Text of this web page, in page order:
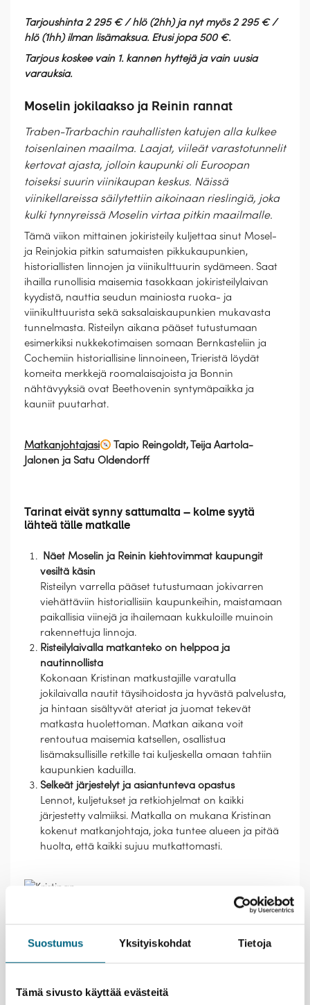
Suostumus Yksityiskohdat Tietoja
Tämä sivusto käyttää evästeitä
Tarjoushinta 2 295 € / hlö (2hh) ja nyt myös 2 295 € /
hlö (1hh) ilman lisämaksua. Etusi jopa 500 €.
Tarjous koskee vain 1. kannen hyttejä ja vain uusia
varauksia.
Moselin jokilaakso ja Reinin rannat
Traben-Trarbachin rauhallisten katujen alla kulkee
toisenlainen maailma. Laajat, viileät varastotunnelit
kertovat ajasta, jolloin kaupunki oli Euroopan
toiseksi suurin viinikaupan keskus. Näissä
viinikellareissa säilytettiin aikoinaan rieslingiä, joka
kulki tynnyreissä Moselin virtaa pitkin maailmalle.
Tämä viikon mittainen jokiristeily kuljettaa sinut Mosel-
ja Reinjokia pitkin satumaisten pikkukaupunkien,
historiallisten linnojen ja viinikulttuurin sydämeen. Saat
ihailla runollisia maisemia tasokkaan jokiristeilylaivan
kyydistä, nauttia seudun mainiosta ruoka- ja
viinikulttuurista sekä saksalaiskaupunkien mukavasta
tunnelmasta. Risteilyn aikana pääset tutustumaan
esimerkiksi nukkekotimaisen somaan Bernkasteliin ja
Cochemiin historiallisine linnoineen, Trieristä löydät
komeita merkkejä roomalaisajoista ja Bonnin
nähtävyyksiä ovat Beethovenin syntymäpaikka ja
kauniit puutarhat.
Matkanjohtajasi
Tapio Reingoldt, Teija Aartola-
Jalonen ja Satu Oldendorff
Tarinat eivät synny sattumalta – kolme syytä
lähteä tälle matkalle
Näet Moselin ja Reinin kiehtovimmat kaupungit
vesiltä käsin
Risteilyn varrella pääset tutustumaan jokivarren
viehättäviin historiallisiin kaupunkeihin, maistamaan
paikallisia viinejä ja ihailemaan kukkuloille muinoin
rakennettuja linnoja.
Risteilylaivalla matkanteko on helppoa ja
nautinnollista
Kokonaan Kristinan matkustajille varatulla
jokilaivalla nautit täysihoidosta ja hyvästä palvelusta,
ja hintaan sisältyvät ateriat ja juomat tekevät
matkasta huolettoman. Matkan aikana voit
rentoutua maisemia katsellen, osallistua
lisämaksullisille retkille tai kuljeskella omaan tahtiin
kaupunkien kaduilla.
Selkeät järjestelyt ja asiantunteva opastus
Lennot, kuljetukset ja retkiohjelmat on kaikki
järjestetty valmiiksi. Matkalla on mukana Kristinan
kokenut matkanjohtaja, joka tuntee alueen ja pitää
huolta, että kaikki sujuu mutkattomasti.
Lähtemällä tälle matkalle kasvatat Suomeen uutta
Esittely